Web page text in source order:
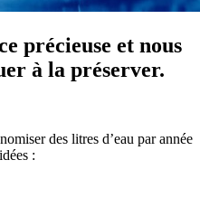
précieuse et nous
à la préserver.
des litres d’eau par année
: